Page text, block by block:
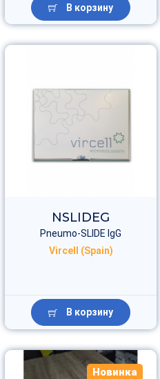
В корзину
NSLIDEG
Pneumo-SLIDE IgG
Vircell (Spain)
В корзину
Новинка